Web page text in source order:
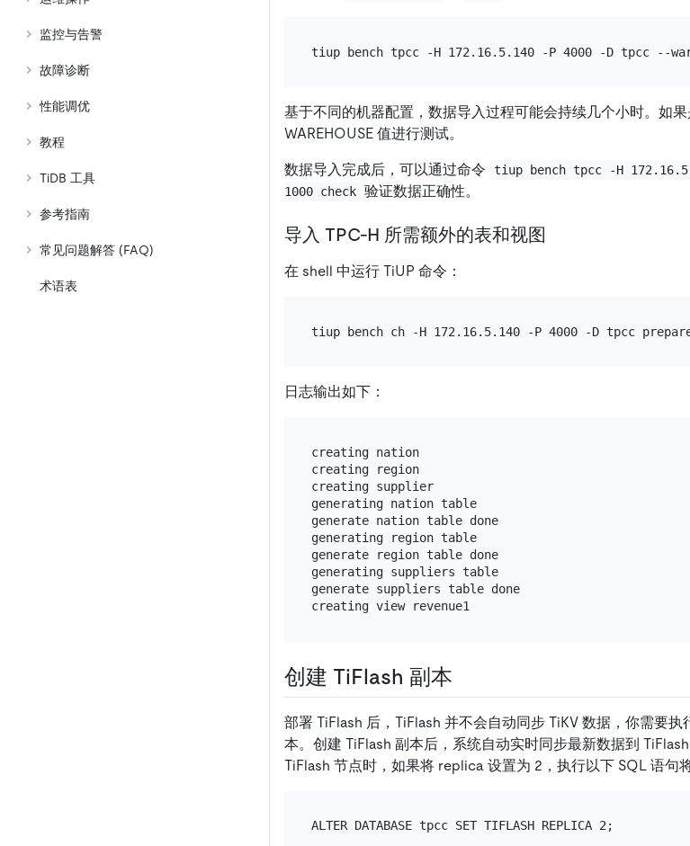
监控与告警
故障诊断
性能调优
教程
TiDB 工具
参考指南
常见问题解答 (FAQ)
术语表
基于不同的机器配置，数据导入过程可能会持续几个小时。如
WAREHOUSE 值进行测试。
数据导入完成后，可以通过命令
tiup bench tpcc -H
1000 check 验证数据正确性。
导入 TPC-H 所需额外的表和视图
在 shell 中运行 TiUP 命令：
日志输出如下：
creating nation
creating region
creating supplier
generating nation table
generate nation table done
generating region table
generate region table done
generating suppliers table
generate suppliers table done
创建 TiFlash 副本
部署 TiFlash 后，TiFlash 并不会自动同步 TiKV 数据，你需要
本。创建 TiFlash 副本后，系统自动实时同步最新数据到
TiFlash 节点时，如果将 replica 设置为 2，执行以下 SQL 语句